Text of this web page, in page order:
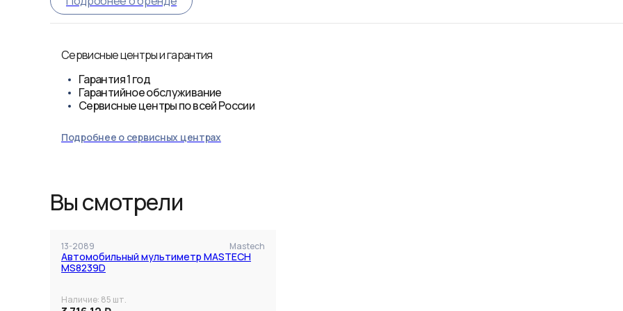
Сервисные центры и гарантия
Гарантия1 год
Гарантийное обслуживание
Сервисные центры по всей России
Подробнее о сервисных центрах
Вы смотрели
13-2089 Mastech
Автомобильный мультиметр MASTECH
MS8239D
Наличие: 85 шт.